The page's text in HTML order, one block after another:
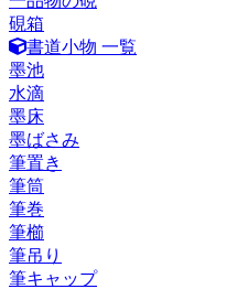
硯箱
書道小物 一覧
墨池
水滴
墨床
墨ばさみ
筆置き
筆筒
筆巻
筆櫛
筆吊り
筆キャップ